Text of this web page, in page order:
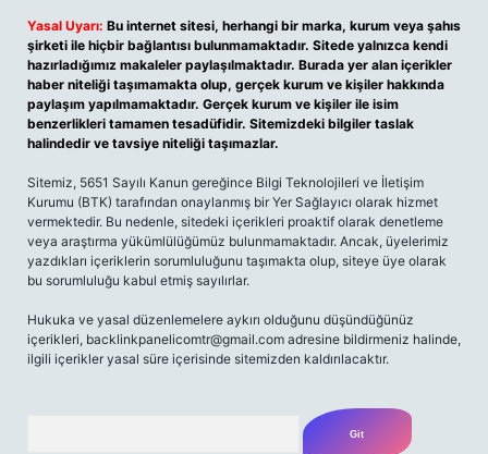
Yasal Uyarı: Bu internet sitesi, herhangi bir marka, kurum veya şahıs
şirketi ile hiçbir bağlantısı bulunmamaktadır. Sitede yalnızca kendi
hazırladığımız makaleler paylaşılmaktadır. Burada yer alan içerikler
haber niteliği taşımamakta olup, gerçek kurum ve kişiler hakkında
paylaşım yapılmamaktadır. Gerçek kurum ve kişiler ile isim
benzerlikleri tamamen tesadüfidir. Sitemizdeki bilgiler taslak
halindedir ve tavsiye niteliği taşımazlar.
Sitemiz, 5651 Sayılı Kanun gereğince Bilgi Teknolojileri ve İletişim
Kurumu (BTK) tarafından onaylanmış bir Yer Sağlayıcı olarak hizmet
vermektedir. Bu nedenle, sitedeki içerikleri proaktif olarak denetleme
veya araştırma yükümlülüğümüz bulunmamaktadır. Ancak, üyelerimiz
yazdıkları içeriklerin sorumluluğunu taşımakta olup, siteye üye olarak
bu sorumluluğu kabul etmiş sayılırlar.
Hukuka ve yasal düzenlemelere aykırı olduğunu düşündüğünüz
içerikleri, backlinkpanelicomtr@gmail.com adresine bildirmeniz halinde,
ilgili içerikler yasal süre içerisinde sitemizden kaldırılacaktır.